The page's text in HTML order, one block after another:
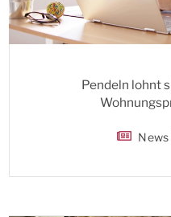
Pendeln lohnt